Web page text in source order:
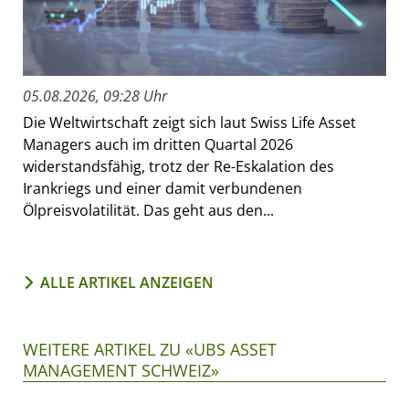
05.08.2026, 09:28 Uhr
Die Weltwirtschaft zeigt sich laut Swiss Life Asset
Managers auch im dritten Quartal 2026
widerstandsfähig, trotz der Re-Eskalation des
Irankriegs und einer damit verbundenen
Ölpreisvolatilität. Das geht aus den...
ALLE ARTIKEL ANZEIGEN
WEITERE ARTIKEL ZU «UBS ASSET
MANAGEMENT SCHWEIZ»